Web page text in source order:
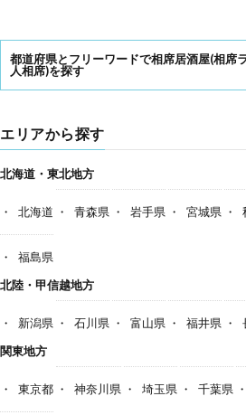
都道府県とフリーワードで相席居酒屋(相席
人相席)を探す
エリアから探す
北海道・東北地方
北海道 青森県 岩手県 宮城県
福島県
北陸・甲信越地方
新潟県 石川県 富山県 福井県
関東地方
東京都 神奈川県 埼玉県 千葉県